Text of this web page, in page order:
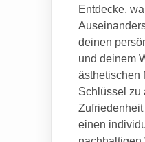
Entdecke,
deinen
und deinem
ästhetischen
Schlüssel zu
einen